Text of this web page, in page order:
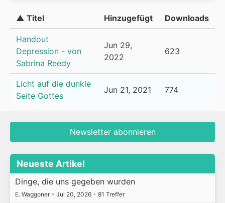
▲ Titel Hinzugefügt Downloads
Handout
Depression - von
Sabrina Reedy
Jun 29,
2022
623
Licht auf die dunkle
Seite Gottes
Jun 21, 2021 774
Newsletter abonnieren
Neueste Artikel
Dinge, die uns gegeben wurden
E. Waggoner • Jul 20, 2026 • 81 Treffer